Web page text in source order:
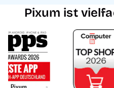
Pixum ist